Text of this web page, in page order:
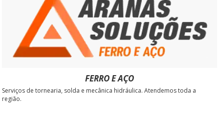
FERRO E AÇO
Serviços de tornearia, solda e mecânica hidráulica. Atendemos toda a
região.